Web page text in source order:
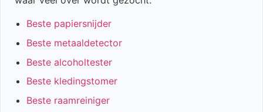
Beste papiersnijder
Beste metaaldetector
Beste alcoholtester
Beste kledingstomer
Beste raamreiniger